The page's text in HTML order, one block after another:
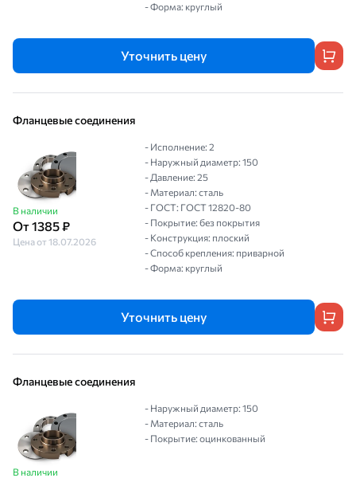
- Форма: круглый
Уточнить цену
Фланцевые соединения
В наличии
От 1385 ₽
Цена от 18.07.2026
- Исполнение: 2
- Наружный диаметр: 150
- Давление: 25
- Материал: сталь
- ГОСТ: ГОСТ 12820-80
- Покрытие: без покрытия
- Конструкция: плоский
- Способ крепления: приварной
- Форма: круглый
Уточнить цену
Фланцевые соединения
В наличии
- Наружный диаметр: 150
- Материал: сталь
- Покрытие: оцинкованный